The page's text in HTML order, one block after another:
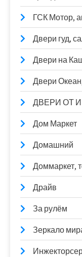
ГСК Мотор,
Двери гуд,
Двери на
Двери
ДВЕРИ ОТ И
Дом Маркет
Домашний
Доммаркет,
Драйв
За рулём
Зеркало